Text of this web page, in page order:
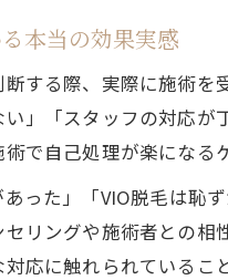
本当の効果実感
する際、実際に施術
い」「スタッフの対応
で自己処理が楽になる
った」「VIO脱毛は恥
リングや施術者との
応に触れられているこ